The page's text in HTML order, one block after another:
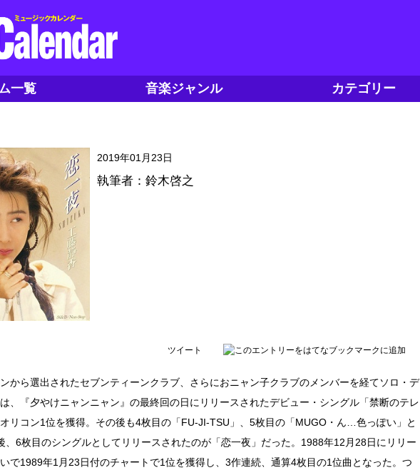
一覧 音楽ジャンル カテゴリー
2019年01月23日
執筆者：鈴木啓之
ツイート
から選出されたセブンティーンクラブ、さらにおニャン子クラブのメンバーを経てソロ・デ
、『夕やけニャンニャン』の最終回の日にリリースされたデビュー・シングル「禁断のテレ
リコン1位を獲得。その後も4枚目の「FU-JI-TSU」、5枚目の「MUGO・ん…色っぽい」と
、6枚目のシングルとしてリリースされたのが「恋一夜」だった。1988年12月28日にリリー
で1989年1月23日付のチャートで1位を獲得し、3作連続、通算4枚目の1位曲となった。つ